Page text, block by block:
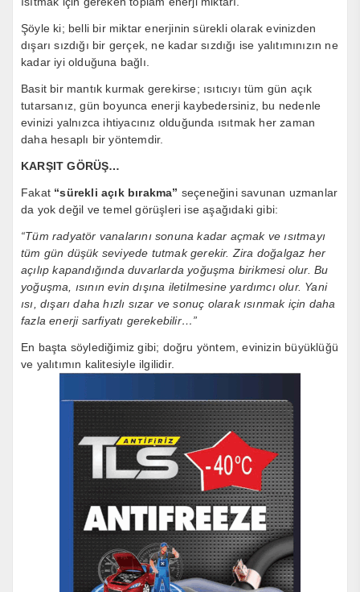
Şöyle ki; belli bir miktar enerjinin sürekli olarak evinizden
dışarı sızdığı bir gerçek, ne kadar sızdığı ise yalıtımınızın ne
kadar iyi olduğuna bağlı.
Basit bir mantık kurmak gerekirse; ısıtıcıyı tüm gün açık
tutarsanız, gün boyunca enerji kaybedersiniz, bu nedenle
evinizi yalnızca ihtiyacınız olduğunda ısıtmak her zaman
daha hesaplı bir yöntemdir.
KARŞIT GÖRÜŞ…
Fakat “sürekli açık bırakma” seçeneğini savunan uzmanlar
da yok değil ve temel görüşleri ise aşağıdaki gibi:
“Tüm radyatör vanalarını sonuna kadar açmak ve ısıtmayı
tüm gün düşük seviyede tutmak gerekir. Zira doğalgaz her
açılıp kapandığında duvarlarda yoğuşma birikmesi olur. Bu
yoğuşma, ısının evin dışına iletilmesine yardımcı olur. Yani
ısı, dışarı daha hızlı sızar ve sonuç olarak ısınmak için daha
fazla enerji sarfiyatı gerekebilir…”
En başta söylediğimiz gibi; doğru yöntem, evinizin büyüklüğü
ve yalıtımın kalitesiyle ilgilidir.